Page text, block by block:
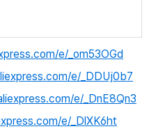
e/_om53OGd
e/_DDUj0b7
e/_DnE8Qn3
e/_DlXK6ht